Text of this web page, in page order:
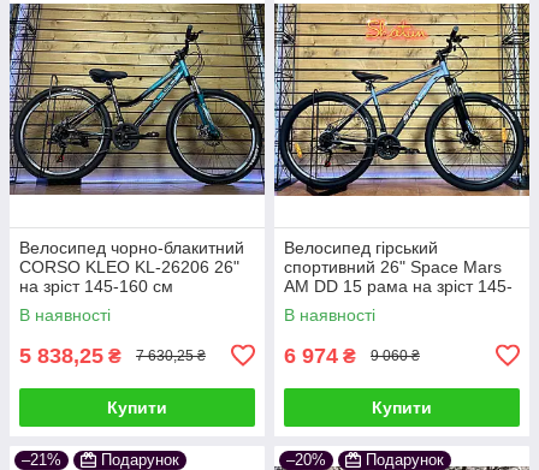
Велосипед чорно-блакитний
CORSO KLEO KL-26206 26"
на зріст 145-160 cм
В наявності
5 838,25 ₴ 7 630,25 ₴
Купити
Велосипед гірський
спортивний 26" Space Mars
AM DD 15 рама на зріст 145-
160 см сіро-чорний
В наявності
6 974 ₴ 9 060 ₴
Купити
–21% Подарунок –20% Подарунок